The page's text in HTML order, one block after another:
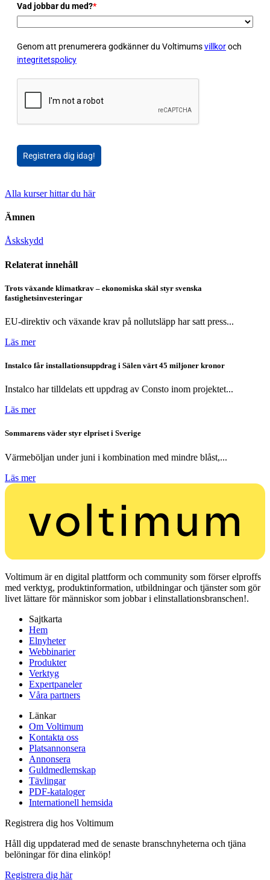
Vad jobbar du med?*
Genom att prenumerera godkänner du Voltimumsvillkoroch
integritetspolicy
Registrera dig idag!
Alla kurser hittar du här
Ämnen
Åskskydd
Relaterat innehåll
Trots växande klimatkrav – ekonomiska skäl styr svenska
fastighetsinvesteringar
EU-direktiv och växande krav på nollutsläpp har satt press...
Läs mer
Instalco får installationsuppdrag i Sälen värt 45 miljoner kronor
Instalco har tilldelats ett uppdrag av Consto inom projektet...
Läs mer
Sommarens väder styr elpriset i Sverige
Värmeböljan under juni i kombination med mindre blåst,...
Läs mer
Voltimum är en digital plattform och community som förser elproffs
med verktyg, produktinformation, utbildningar och tjänster som gör
livet lättare för människor som jobbar i elinstallationsbranschen!.
Sajtkarta
Hem
Elnyheter
Webbinarier
Produkter
Verktyg
Expertpaneler
Våra partners
Länkar
Om Voltimum
Kontakta oss
Platsannonsera
Annonsera
Guldmedlemskap
Tävlingar
PDF-kataloger
Internationell hemsida
Registrera dig hos Voltimum
Håll dig uppdaterad med de senaste branschnyheterna och tjäna
belöningar för dina elinköp!
Registrera dig här